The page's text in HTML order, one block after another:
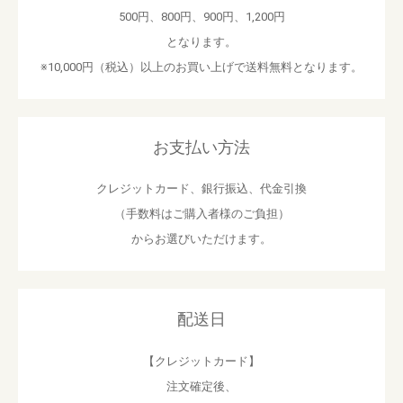
500円、800円、900円、1,200円
となります。
※10,000円（税込）以上のお買い上げで送料無料となります。
お支払い方法
クレジットカード、銀行振込、代金引換
（手数料はご購入者様のご負担）
からお選びいただけます。
配送日
【クレジットカード】
注文確定後、